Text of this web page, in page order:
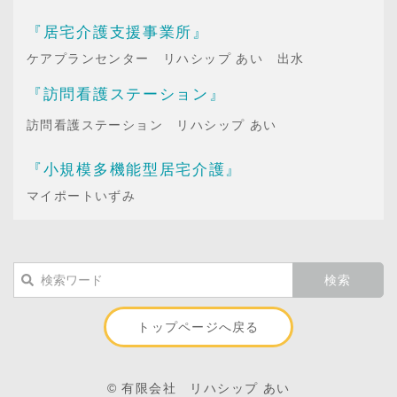
『居宅介護支援事業所』
ケアプランセンター リハシップ あい 出水
『訪問看護ステーション』
訪問看護ステーション リハシップ あい
『小規模多機能型居宅介護』
マイポートいずみ
トップページへ戻る
© 有限会社 リハシップ あい